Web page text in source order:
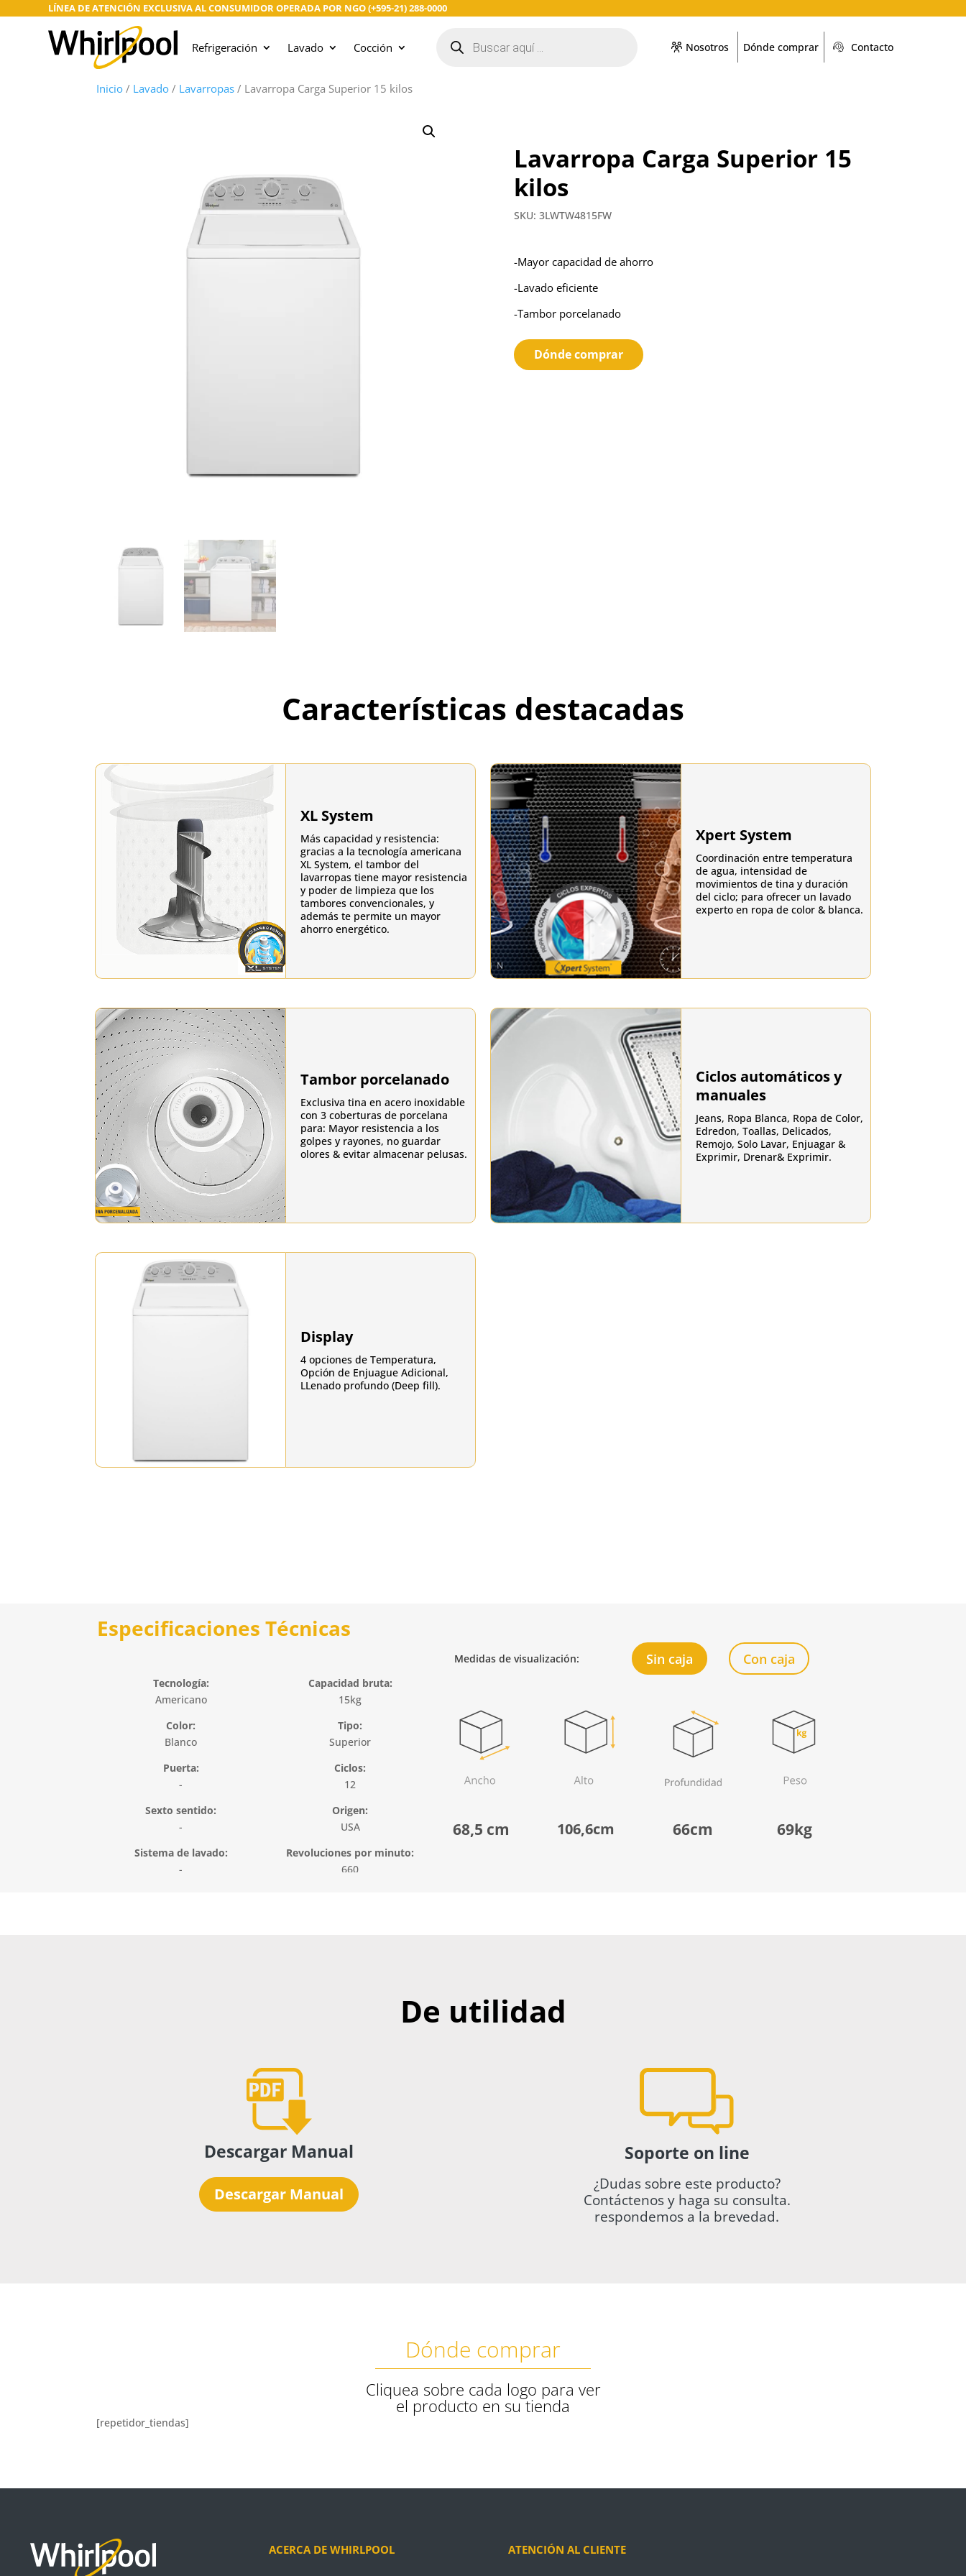
LÍNEA DE ATENCIÓN EXCLUSIVA AL CONSUMIDOR OPERADA POR NGO (+595-21) 288-0000
Refrigeración Lavado Cocción productos Nosotros Dónde comprar Contacto
Inicio / Lavado / Lavarropas / Lavarropa Carga Superior 15 kilos
Lavarropa Carga Superior 15
kilos
SKU: 3LWTW4815FW
-Mayor capacidad de ahorro
-Lavado eficiente
-Tambor porcelanado
Dónde comprar
Características destacadas
XL System
Más capacidad y resistencia:
gracias a la tecnología americana
XL System, el tambor del
lavarropas tiene mayor resistencia
y poder de limpieza que los
tambores convencionales, y
además te permite un mayor
ahorro energético.
Xpert System
Coordinación entre temperatura
de agua, intensidad de
movimientos de tina y duración
del ciclo; para ofrecer un lavado
experto en ropa de color & blanca.
Tambor porcelanado
Exclusiva tina en acero inoxidable
con 3 coberturas de porcelana
para: Mayor resistencia a los
golpes y rayones, no guardar
olores & evitar almacenar pelusas.
Ciclos automáticos y
manuales
Jeans, Ropa Blanca, Ropa de Color,
Edredon, Toallas, Delicados,
Remojo, Solo Lavar, Enjuagar &
Exprimir, Drenar& Exprimir.
Display
4 opciones de Temperatura,
Opción de Enjuague Adicional,
LLenado profundo (Deep fill).
Especificaciones Técnicas
Medidas de visualización: Sin caja Con caja
Tecnología:
Americano
Capacidad bruta:
15kg
Color:
Blanco
Tipo:
Superior
Puerta:
-
Ciclos:
12
Sexto sentido:
-
Origen:
USA
Sistema de lavado:
-
Revoluciones por minuto:
660
68,5 cm 106,6cm 66cm 69kg
De utilidad
Descargar Manual
Descargar Manual
Soporte on line
¿Dudas sobre este producto?
Contáctenos y haga su consulta.
respondemos a la brevedad.
Dónde comprar
Cliquea sobre cada logo para ver
el producto en su tienda
[repetidor_tiendas]
ACERCA DE WHIRLPOOL ATENCIÓN AL CLIENTE